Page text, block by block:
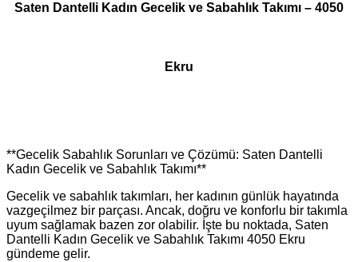
Saten Dantelli Kadın Gecelik ve Sabahlık Takımı – 4050
Ekru
**Gecelik Sabahlık Sorunları ve Çözümü: Saten Dantelli
Kadın Gecelik ve Sabahlık Takımı**
Gecelik ve sabahlık takımları, her kadının günlük hayatında
vazgeçilmez bir parçası. Ancak, doğru ve konforlu bir takımla
uyum sağlamak bazen zor olabilir. İşte bu noktada, Saten
Dantelli Kadın Gecelik ve Sabahlık Takımı 4050 Ekru
gündeme gelir.